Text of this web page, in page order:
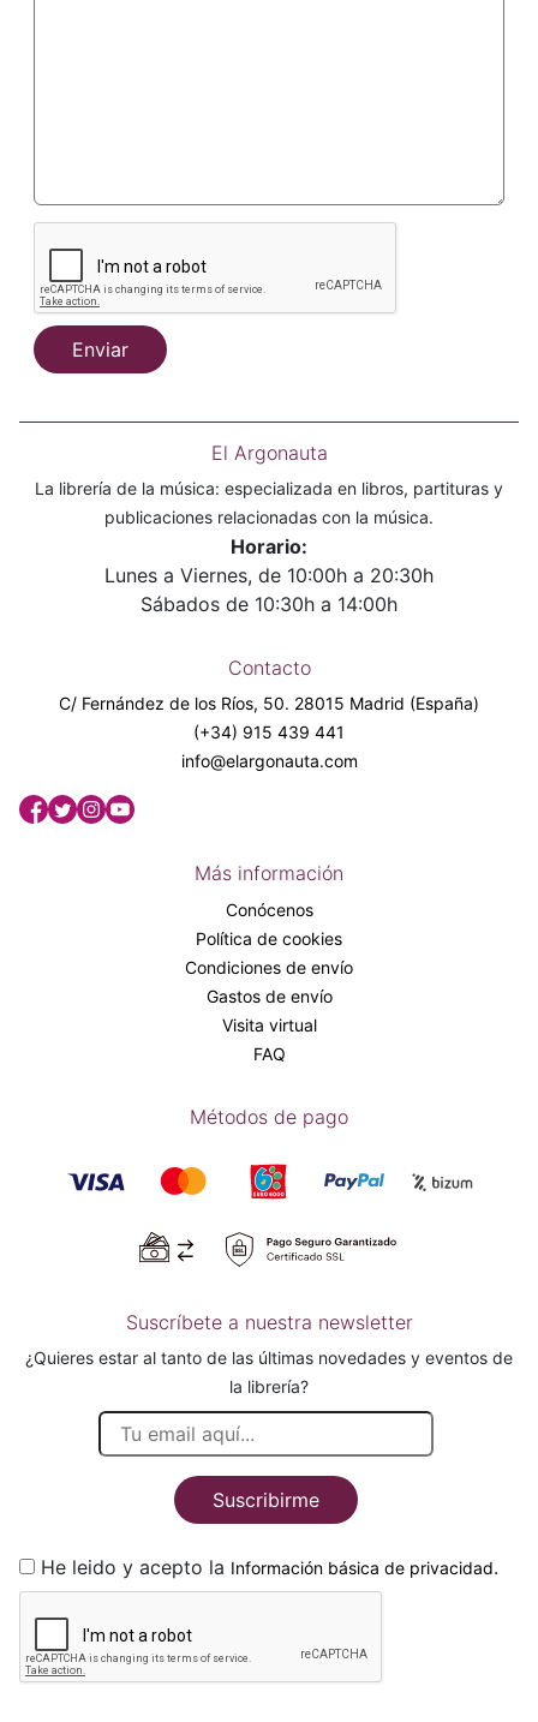
Enviar
El Argonauta
La librería de la música: especializada en libros, partituras y
publicaciones relacionadas con la música.
Horario:
Lunes a Viernes, de 10:00h a 20:30h
Sábados de 10:30h a 14:00h
Contacto
C/ Fernández de los Ríos, 50. 28015 Madrid (España)
(+34) 915 439 441
info@elargonauta.com
Más información
Conócenos
Política de cookies
Condiciones de envío
Gastos de envío
Visita virtual
FAQ
Métodos de pago
Suscríbete a nuestra newsletter
¿Quieres estar al tanto de las últimas novedades y eventos de
la librería?
Suscribirme
He leido y acepto la Información básica de privacidad.